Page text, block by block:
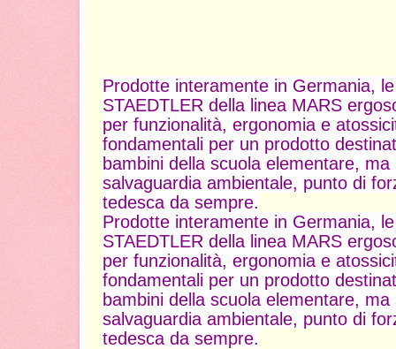
Prodotte interamente in Germania,
STAEDTLER della linea MARS
per funzionalità, ergonomia e
fondamentali per un prodotto
bambini della scuola elementare,
salvaguardia ambientale, punto di
tedesca da sempre.
Prodotte interamente in Germania,
STAEDTLER della linea MARS
per funzionalità, ergonomia e
fondamentali per un prodotto
bambini della scuola elementare,
salvaguardia ambientale, punto di
tedesca da sempre.